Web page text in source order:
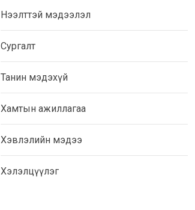
Нээлттэй мэдээлэл
Сургалт
Танин мэдэхүй
Хамтын ажиллагаа
Хэвлэлийн мэдээ
Хэлэлцүүлэг